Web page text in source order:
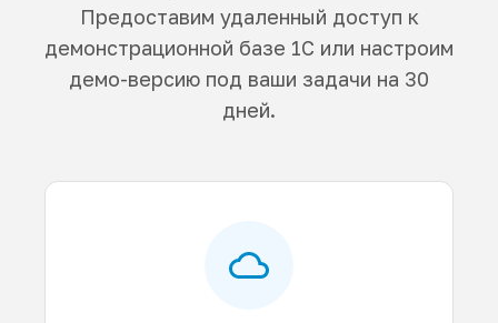
Предоставим удаленный доступ к
демонстрационной базе 1С или настроим
демо-версию под ваши задачи на 30
дней.